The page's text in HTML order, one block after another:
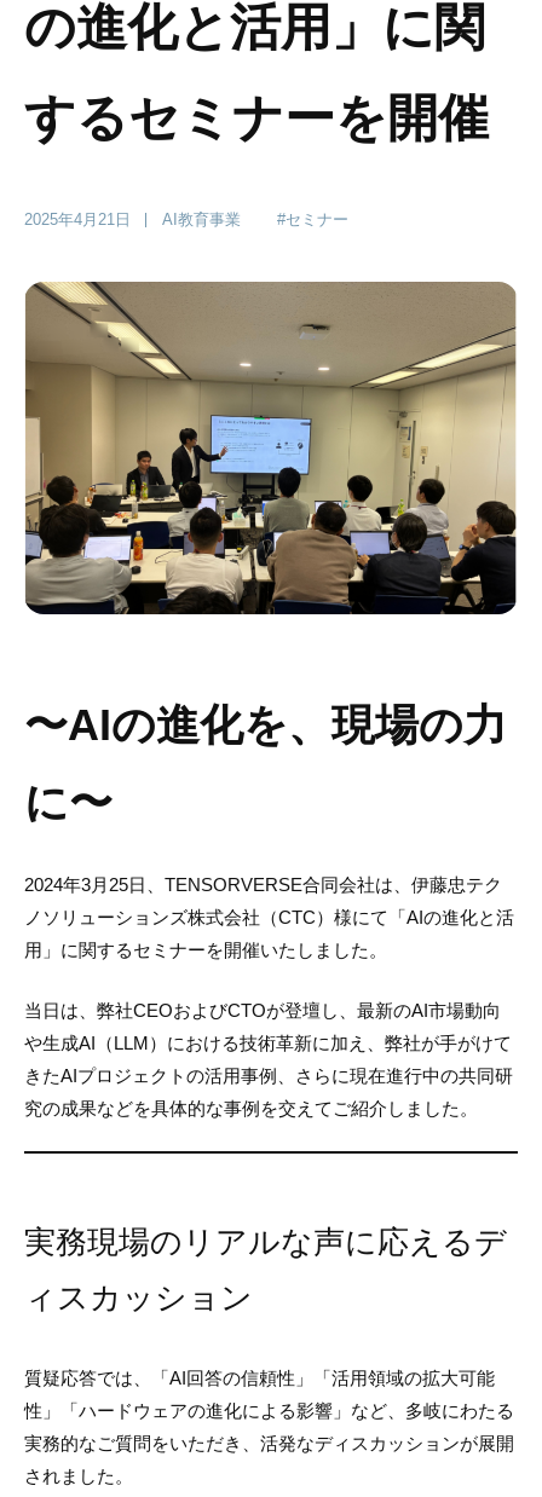
の進化と活用」に関
するセミナーを開催
2025年4月21日 AI教育事業 #セミナー
〜AIの進化を、現場の力
に〜
2024年3月25日、TENSORVERSE合同会社は、伊藤忠テク
ノソリューションズ株式会社（CTC）様にて「AIの進化と活
用」に関するセミナーを開催いたしました。
当日は、弊社CEOおよびCTOが登壇し、最新のAI市場動向
や生成AI（LLM）における技術革新に加え、弊社が手がけて
きたAIプロジェクトの活用事例、さらに現在進行中の共同研
究の成果などを具体的な事例を交えてご紹介しました。
実務現場のリアルな声に応えるデ
ィスカッション
質疑応答では、「AI回答の信頼性」「活用領域の拡大可能
性」「ハードウェアの進化による影響」など、多岐にわたる
実務的なご質問をいただき、活発なディスカッションが展開
されました。